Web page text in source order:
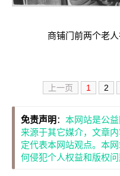
商铺门前两个老
上一页 1 2
免责声明 ： 本网站是公
来源于其它媒介，文章
定代表本网站观点。本
何侵犯个人权益和版权